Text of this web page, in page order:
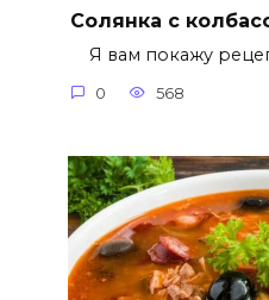
Солянка с
Я вам покажу
0 568